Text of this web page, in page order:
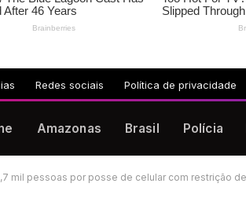
Redes sociais Política de privacidade
Amazonas Brasil Polícia
mil pessoas por posse de celular com restrição